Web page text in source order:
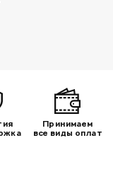
Принимаем
все виды оплат